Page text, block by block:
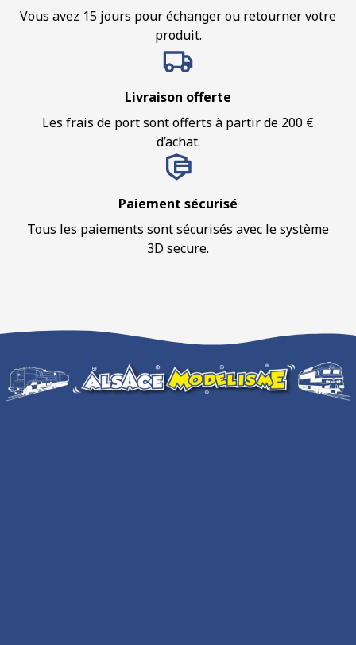
Vous avez 15 jours pour échanger ou retourner votre
produit.
Livraison offerte
Les frais de port sont offerts à partir de 200 €
d’achat.
Paiement sécurisé
Tous les paiements sont sécurisés avec le système
3D secure.